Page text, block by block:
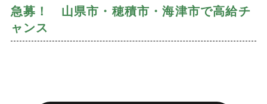
急募！ 山県市・穂積市・海津市で高給チ
ャンス